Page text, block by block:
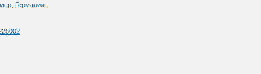
Германия.